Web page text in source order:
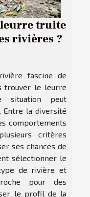
truite
rivières ?
fascine de
trouver le leurre
situation peut
Entre la diversité
comportements
critères
ses chances de
sélectionner le
de rivière et
pour des
le profil de la